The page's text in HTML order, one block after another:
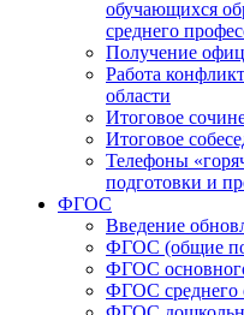
обучающихся
среднего
Получение
Работа
области
Итоговое
Итоговое
Телефоны
подготовки и
ФГОС
Введение
ФГОС (общие
ФГОС
ФГОС среднего